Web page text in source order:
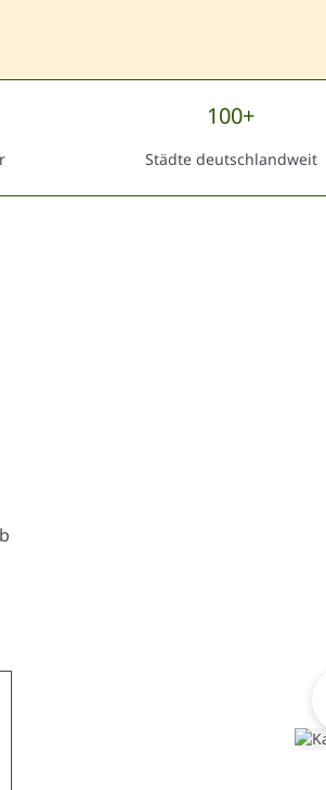
100+
Städte deutschlandweit